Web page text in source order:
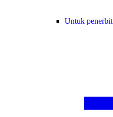
Untuk penerbit